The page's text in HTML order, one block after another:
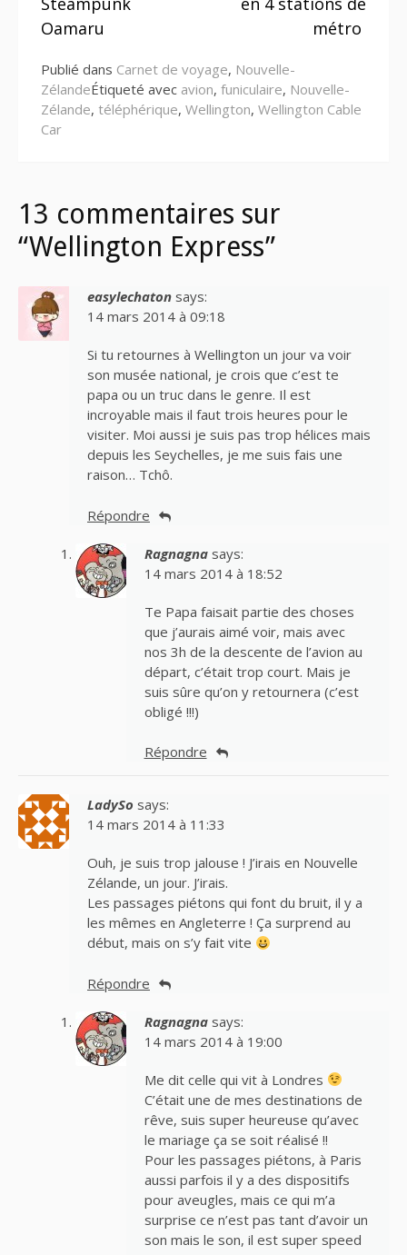
suite
Oamaru
métro
Publié dans Carnet de voyage, Nouvelle-
ZélandeÉtiqueté avec avion, funiculaire, Nouvelle-
Zélande, téléphérique, Wellington, Wellington Cable
Car
13 commentaires sur
“Wellington Express”
easylechaton says:
14 mars 2014 à 09:18
Si tu retournes à Wellington un jour va voir
son musée national, je crois que c’est te
papa ou un truc dans le genre. Il est
incroyable mais il faut trois heures pour le
visiter. Moi aussi je suis pas trop hélices mais
depuis les Seychelles, je me suis fais une
raison… Tchô.
Répondre
Ragnagna says:
14 mars 2014 à 18:52
Te Papa faisait partie des choses
que j’aurais aimé voir, mais avec
nos 3h de la descente de l’avion au
départ, c’était trop court. Mais je
suis sûre qu’on y retournera (c’est
obligé !!!)
Répondre
LadySo says:
14 mars 2014 à 11:33
Ouh, je suis trop jalouse ! J’irais en Nouvelle
Zélande, un jour. J’irais.
Les passages piétons qui font du bruit, il y a
les mêmes en Angleterre ! Ça surprend au
début, mais on s’y fait vite
Répondre
Ragnagna says:
14 mars 2014 à 19:00
Me dit celle qui vit à Londres
C’était une de mes destinations de
rêve, suis super heureuse qu’avec
le mariage ça se soit réalisé !!
Pour les passages piétons, à Paris
aussi parfois il y a des dispositifs
pour aveugles, mais ce qui m’a
surprise ce n’est pas tant d’avoir un
son mais le son, il est super speed